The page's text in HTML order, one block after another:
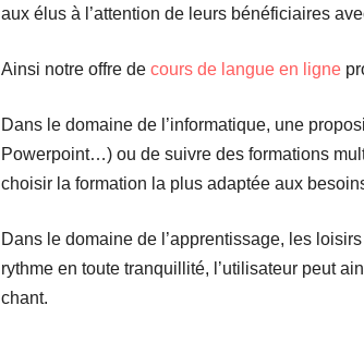
aux élus à l’attention de leurs bénéficiaires
Ainsi notre offre de cours de langue en ligne
Dans le domaine de l’informatique, une
Powerpoint…) ou de suivre des formations
choisir la formation la plus adaptée aux
Dans le domaine de l’apprentissage, les
rythme en toute tranquillité, l’utilisateur peut
chant.